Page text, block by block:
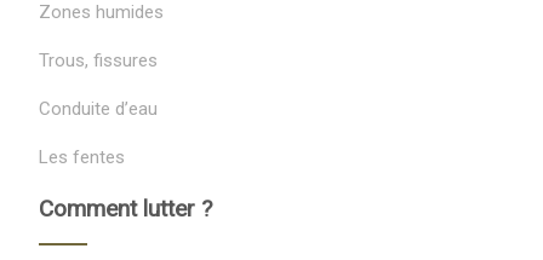
Zones humides
Trous, fissures
Conduite d’eau
Les fentes
Comment lutter ?